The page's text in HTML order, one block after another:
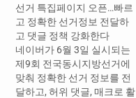
선거 특집페이지 오픈…빠르
고 정확한 선거정보 전달하
고 댓글 정책 강화한다
네이버가 6월 3일 실시되는
제9회 전국동시지방선거에
맞춰 정확한 선거 정보를 전
달하고, 허위 댓글, 매크로 활